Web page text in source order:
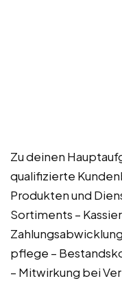
Zu deinen
qualifizierte
Produkten und
Sortiments –
pflege –
– Mitwirkung bei